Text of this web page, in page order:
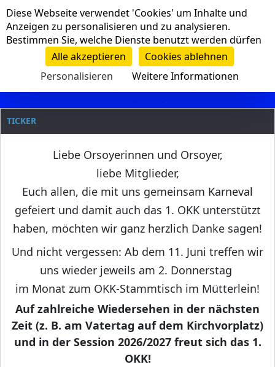
Navigation
Clanname
TICKER
Liebe Orsoyerinnen und Orsoyer,
liebe Mitglieder,
Euch allen, die mit uns gemeinsam Karneval
gefeiert und damit auch das 1. OKK unterstützt
haben, möchten wir ganz herzlich Danke sagen!
Und nicht vergessen: Ab dem 11. Juni treffen wir
uns wieder jeweils am 2. Donnerstag
im Monat zum OKK-Stammtisch im Mütterlein!
Auf zahlreiche Wiedersehen in der nächsten
Zeit (z. B. am Vatertag auf dem Kirchvorplatz)
und in der Session 2026/2027 freut sich das 1.
OKK!
Cookie-Einstellungen
Diese Webseite verwendet 'Cookies' um Inhalte und
Anzeigen zu personalisieren und zu analysieren.
Bestimmen Sie, welche Dienste benutzt werden dürfen
Alle akzeptieren
Cookies ablehnen
Personalisieren
Weitere Informationen